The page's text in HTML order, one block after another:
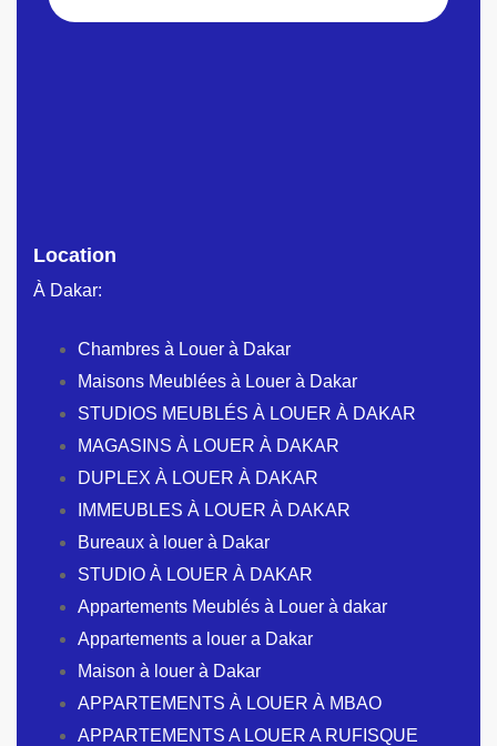
Location
À Dakar:
Chambres à Louer à Dakar
Maisons Meublées à Louer à Dakar
STUDIOS MEUBLÉS À LOUER À DAKAR
MAGASINS À LOUER À DAKAR
DUPLEX À LOUER À DAKAR
IMMEUBLES À LOUER À DAKAR
Bureaux à louer à Dakar
STUDIO À LOUER À DAKAR
Appartements Meublés à Louer à dakar
Appartements a louer a Dakar
Maison à louer à Dakar
APPARTEMENTS À LOUER À MBAO
APPARTEMENTS A LOUER A RUFISQUE